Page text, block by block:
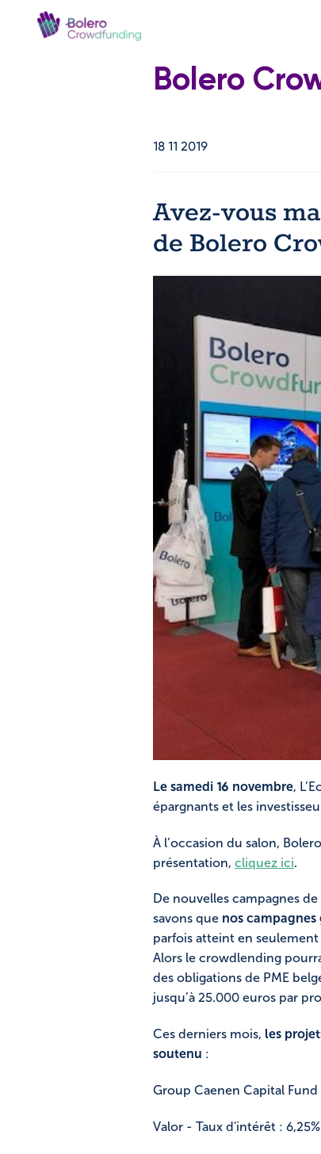
Bolero
18 11 2019
Avez-vous
de Bolero
Le samedi 16 novembre,
épargnants et les
À l’occasion du salon,
présentation, cliquez ici.
De nouvelles campagnes
savons que nos
parfois atteint en
Alors le crowdlending
des obligations de PME
jusqu’à 25.000 euros par
Ces derniers mois, les
soutenu :
Group Caenen Capital
Valor - Taux d'intérêt :